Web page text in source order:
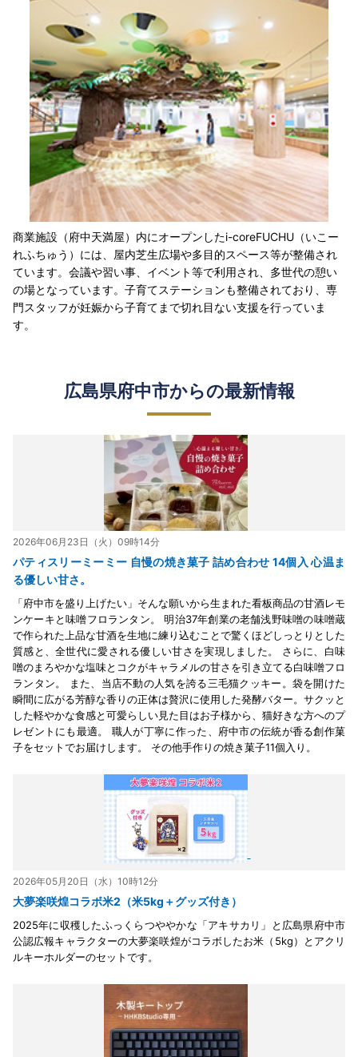
商業施設（府中天満屋）内にオープンしたi-coreFUCHU（いこー
れふちゅう）には、屋内芝生広場や多目的スペース等が整備され
ています。会議や習い事、イベント等で利用され、多世代の憩い
の場となっています。子育てステーションも整備されており、専
門スタッフが妊娠から子育てまで切れ目ない支援を行っていま
す。
広島県府中市からの最新情報
2026年06月23日（火）09時14分
パティスリーミーミー 自慢の焼き菓子 詰め合わせ 14個入 心温ま
る優しい甘さ。
「府中市を盛り上げたい」そんな願いから生まれた看板商品の甘酒レモ
ンケーキと味噌フロランタン。 明治37年創業の老舗浅野味噌の味噌蔵
で作られた上品な甘酒を生地に練り込むことで驚くほどしっとりとした
質感と、全世代に愛される優しい甘さを実現しました。 さらに、白味
噌のまろやかな塩味とコクがキャラメルの甘さを引き立てる白味噌フロ
ランタン。 また、当店不動の人気を誇る三毛猫クッキー。袋を開けた
瞬間に広がる芳醇な香りの正体は贅沢に使用した発酵バター。サクッと
した軽やかな食感と可愛らしい見た目はお子様から、猫好きな方へのプ
レゼントにも最適。 職人が丁寧に作った、府中市の伝統が香る創作菓
子をセットでお届けします。 その他手作りの焼き菓子11個入り。
2026年05月20日（水）10時12分
大夢楽咲煌コラボ米2（米5kg＋グッズ付き）
2025年に収穫したふっくらつややかな「アキサカリ」と広島県府中市
公認広報キャラクターの大夢楽咲煌がコラボしたお米（5kg）とアクリ
ルキーホルダーのセットです。